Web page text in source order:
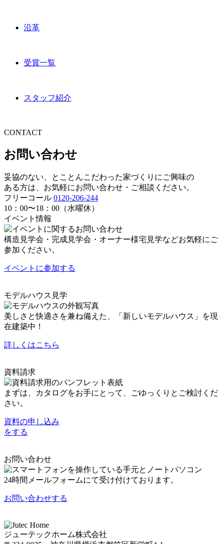
沿革
受賞一覧
スタッフ紹介
CONTACT
お問い合わせ
妥協のない、とことんこだわった家づくりにご興味の
ある方は、お気軽にお問い合わせ・ご相談ください。
フリーコール 0120-206-244
10：00〜18：00（水曜休）
イベント情報
構造見学会・完成見学会・オーナー様宅見学などお気軽にご
参加ください。
イベントに参加する
モデルハウス見学
美しさと快適さを兼ね備えた、「新しいモデルハウス」を現
在建築中！
詳しくはこちら
資料請求
まずは、カタログをお手にとって、ごゆっくりとご検討くだ
さい。
資料の申し込み
をする
お問い合わせ
24時間メールフォームにて受け付けております。
お問い合わせする
ジューテックホーム株式会社